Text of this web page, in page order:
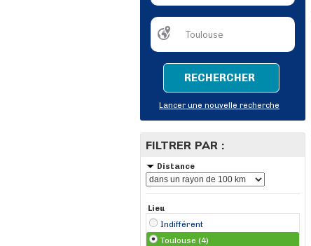
RECHERCHER
Lancer une nouvelle recherche
FILTRER PAR :
Distance
Lieu
Indifférent
Toulouse (4)